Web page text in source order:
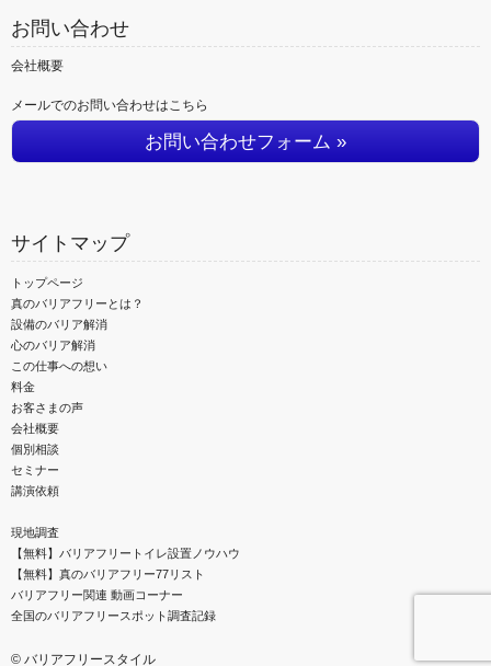
お問い合わせ
会社概要
メールでのお問い合わせはこちら
お問い合わせフォーム »
サイトマップ
トップページ
真のバリアフリーとは？
設備のバリア解消
心のバリア解消
この仕事への想い
料金
お客さまの声
会社概要
個別相談
セミナー
講演依頼
現地調査
【無料】バリアフリートイレ設置ノウハウ
【無料】真のバリアフリー77リスト
バリアフリー関連 動画コーナー
全国のバリアフリースポット調査記録
© バリアフリースタイル